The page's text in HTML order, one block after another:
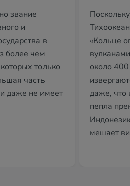
звание
и
в
более чем
только
часть
даже не имеет
«Кольце
около
даже, что
пепла
мешает